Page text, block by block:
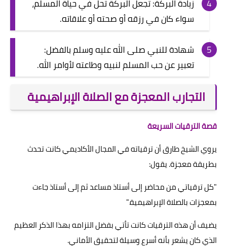
زيادة البركة: تجعل البركة تحل في حياة المسلم،
سواء كان في رزقه أو صحته أو علاقاته.
شهادة للنبي صلى الله عليه وسلم بالفضل:
تعبير عن حب المسلم لنبيه وطاعته لأوامر الله.
التجارب المعجزة مع الصلاة الإبراهيمية
قصة الترقيات السريعة
يروي الشيخ طارق أن ترقياته في المجال الأكاديمي كانت تحدث
بطريقة معجزة. يقول:
"كل ترقياتي من محاضر إلى أستاذ مساعد ثم إلى أستاذ جاءت
بمعجزات بالصلاة الإبراهيمية."
يضيف أن هذه الترقيات كانت تأتي بفضل التزامه بهذا الذكر العظيم
الذي كان يشعر بأنه أسرع وسيلة لتحقيق الأماني.